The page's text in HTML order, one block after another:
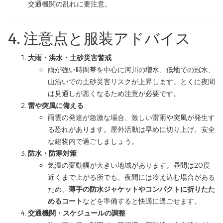
交通機関の乱れに要注意。
4. 注意点と服装アドバイス
大雨・洪水・土砂災害警戒
雨が強い時間帯を中心に河川の増水、低地での冠水、
山沿いでの土砂災害リスクが上昇します。とくに夜間
は見通しが悪くなるため注意が必要です。
雷や突風に備える
雨雲の発達が急激な場合、激しい雷雨や突風が発生す
る恐れがあります。屋外活動は早めに切り上げ、安全
な建物内で過ごしましょう。
防水・防寒対策
気温の変動幅が大きい地域があります。昼間は20度
近くまで上がる所でも、夜間には冷え込む場合がある
ため、 薄手の防水ジャケットやコンパクトに折りたた
めるコートなどを準備すると快適に過ごせます。
交通機関・スケジュールの調整